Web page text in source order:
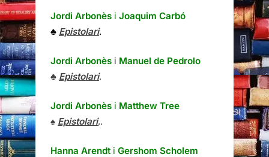
Jordi Arbonès i Joaquim Carbó
♣ Epistolari.
Jordi Arbonès i Manuel de Pedrolo
♣ Epistolari.
Jordi Arbonès i Matthew Tree
♠ Epistolari,.
Hanna Arendt i Gershom Scholem